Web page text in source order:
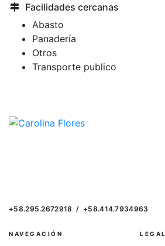
Facilidades cercanas
Abasto
Panadería
Otros
Transporte publico
+58.295.2672918 / +58.414.7934963
NAVEGACIÓN LEGAL